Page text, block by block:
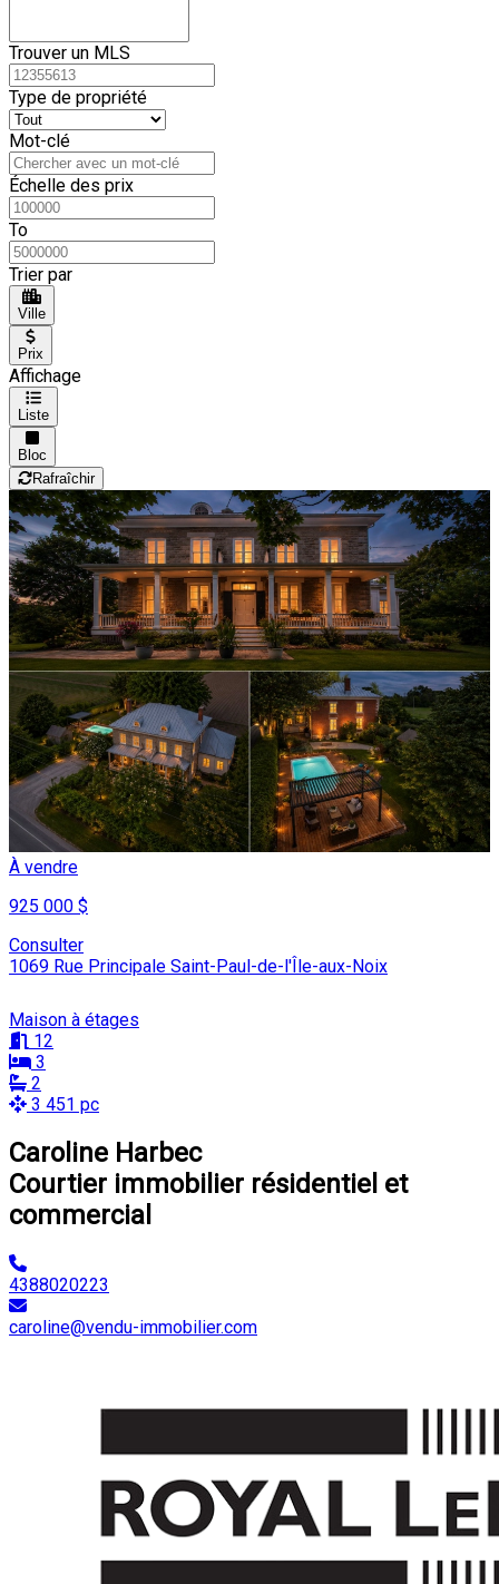
Trouver un MLS
Type de propriété
Mot-clé
Échelle des prix
To
Trier par
Ville
Prix
Affichage
Liste
Bloc
Rafraîchir
À vendre
925 000 $
Consulter
1069 Rue Principale Saint-Paul-de-l'Île-aux-Noix
Maison à étages
12
3
2
3 451 pc
Caroline Harbec
Courtier immobilier résidentiel et
commercial
4388020223
caroline@vendu-immobilier.com